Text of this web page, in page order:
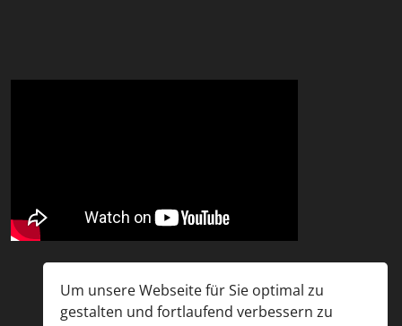
Um unsere Webseite für Sie optimal zu
gestalten und fortlaufend verbessern zu